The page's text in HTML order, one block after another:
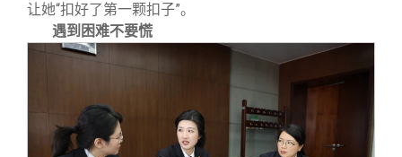
让她“扣好了第一颗扣子”。
遇到困难不要慌